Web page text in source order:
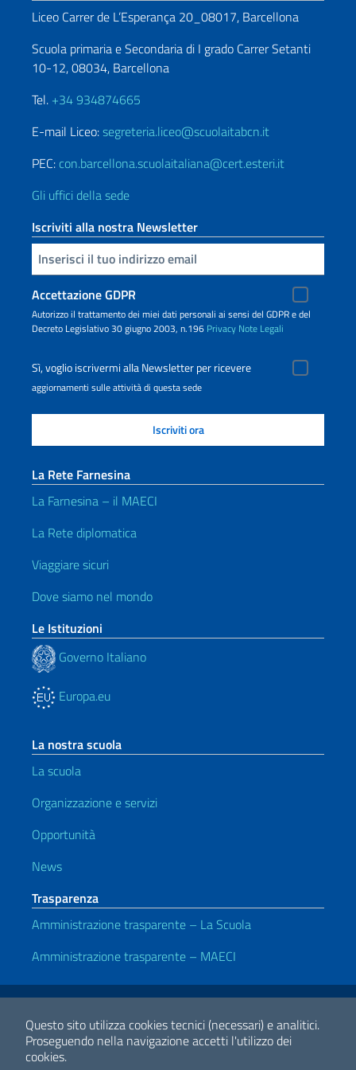
Questo sito utilizza cookies tecnici (necessari) e analitici.
Proseguendo nella navigazione accetti l'utilizzo dei
cookies.
Liceo Carrer de L’Esperança 20_08017, Barcellona
Scuola primaria e Secondaria di I grado Carrer Setanti
10-12, 08034, Barcellona
Tel. +34 934874665
E-mail Liceo:segreteria.liceo@scuolaitabcn.it
PEC: con.barcellona.scuolaitaliana@cert.esteri.it
Gli uffici della sede
Iscriviti alla nostra Newsletter
Inserisci la tua email
Accettazione GDPR
Autorizzo il trattamento dei miei dati personali ai sensi del GDPR e del
Decreto Legislativo 30 giugno 2003, n.196 Privacy Note Legali
Sì, voglio iscrivermi alla Newsletter per ricevere
aggiornamenti sulle attività di questa sede
La Rete Farnesina
La Farnesina – il MAECI
La Rete diplomatica
Viaggiare sicuri
Dove siamo nel mondo
Le Istituzioni
Governo Italiano
Europa.eu
La nostra scuola
La scuola
Organizzazione e servizi
Opportunità
News
Trasparenza
Amministrazione trasparente – La Scuola
Amministrazione trasparente – MAECI
Link Utili